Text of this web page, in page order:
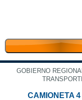
GOBIERNO
CAMIONETA